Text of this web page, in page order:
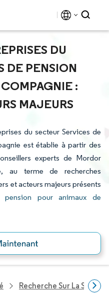
DU
DE PENSION
:
MAJEURS
du secteur Services de
est établie à partir des
experts de Mordor
au terme de recherches
et acteurs majeurs présents
pension pour animaux de
Recherche Sur La Santé